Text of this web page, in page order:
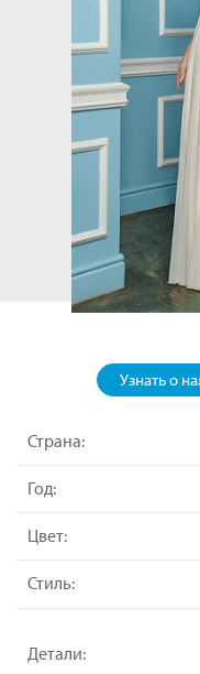
Узнать о
Страна:
Год:
Цвет:
Стиль:
Детали: